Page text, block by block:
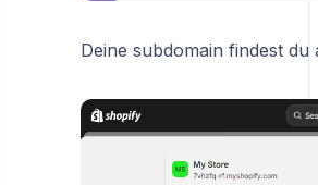
Deine subdomain findest